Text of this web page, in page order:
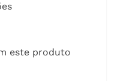
este produto